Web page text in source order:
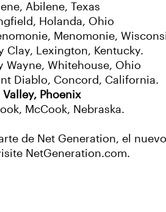
Abilene, Texas
Holanda, Ohio
Menomonie,
Clay, Lexington, Kentucky.
Wayne, Whitehouse, Ohio
Diablo, Concord, California.
Phoenix
McCook, Nebraska.
de Net Generation, el
NetGeneration.com.